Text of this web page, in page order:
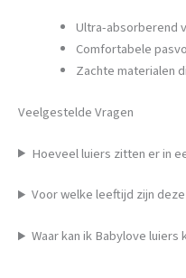
Ultra-absorberend
Comfortabele
Zachte materialen
Veelgestelde Vragen
Hoeveel luiers zitten er in
Voor welke leeftijd zijn
Waar kan ik Babylove luiers